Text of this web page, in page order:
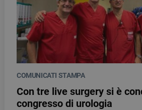
COMUNICATI STAMPA
Con tre live surgery si è
congresso di urologia